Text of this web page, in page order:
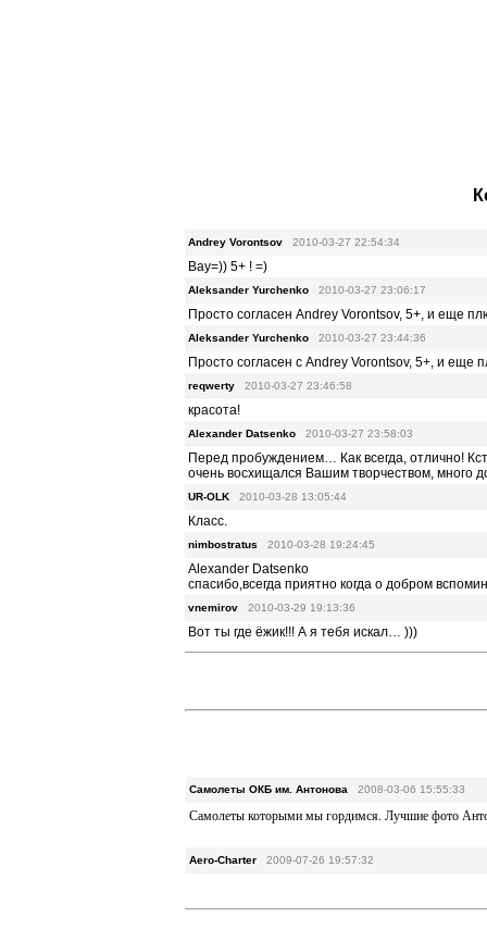
Andrey Vorontsov 2010-03-27 22:54:34
Вау=)) 5+ ! =)
Aleksander Yurchenko 2010-03-27 23:06:17
Просто согласен Andrey Vorontsov, 5+, и еще
Aleksander Yurchenko 2010-03-27 23:44:36
Просто согласен с Andrey Vorontsov, 5+, и еще
reqwerty 2010-03-27 23:46:58
красота!
Alexander Datsenko 2010-03-27 23:58:03
Перед пробуждением… Как всегда, отлично!
очень восхищался Вашим творчеством, много
UR-OLK 2010-03-28 13:05:44
Класс.
nimbostratus 2010-03-28 19:24:45
Alexander Datsenko
спасибо,всегда приятно когда о добром
vnemirov 2010-03-29 19:13:36
Вот ты где ёжик!!! А я тебя искал… )))
Самолеты ОКБ им. Антонова 2008-03-06 15:55:33
Самолеты которыми мы гордимся. Лучшие фото
Aero-Charter 2009-07-26 19:57:32